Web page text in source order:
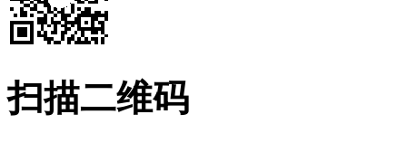
扫描二维码